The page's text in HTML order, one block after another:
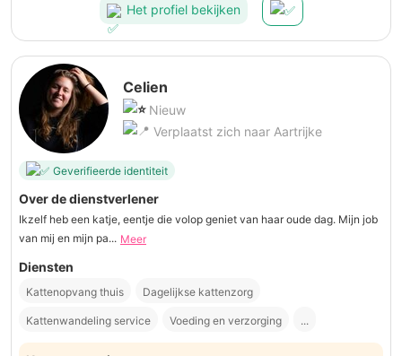
Het profiel bekijken
Celien
Nieuw
Verplaatst zich naar Aartrijke
Geverifieerde identiteit
Over de dienstverlener
Ikzelf heb een katje, eentje die volop geniet van haar oude dag. Mijn job
van mij en mijn pa... Meer
Diensten
Kattenopvang thuis Dagelijkse kattenzorg
Kattenwandeling service Voeding en verzorging ...